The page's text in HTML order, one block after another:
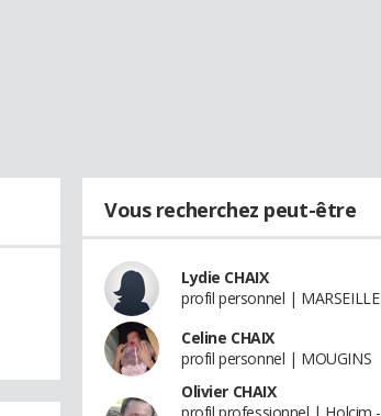
Vous recherchez peut-être
Lydie CHAIX
profil personnel | MARSEILLE
Celine CHAIX
profil personnel | MOUGINS
Olivier CHAIX